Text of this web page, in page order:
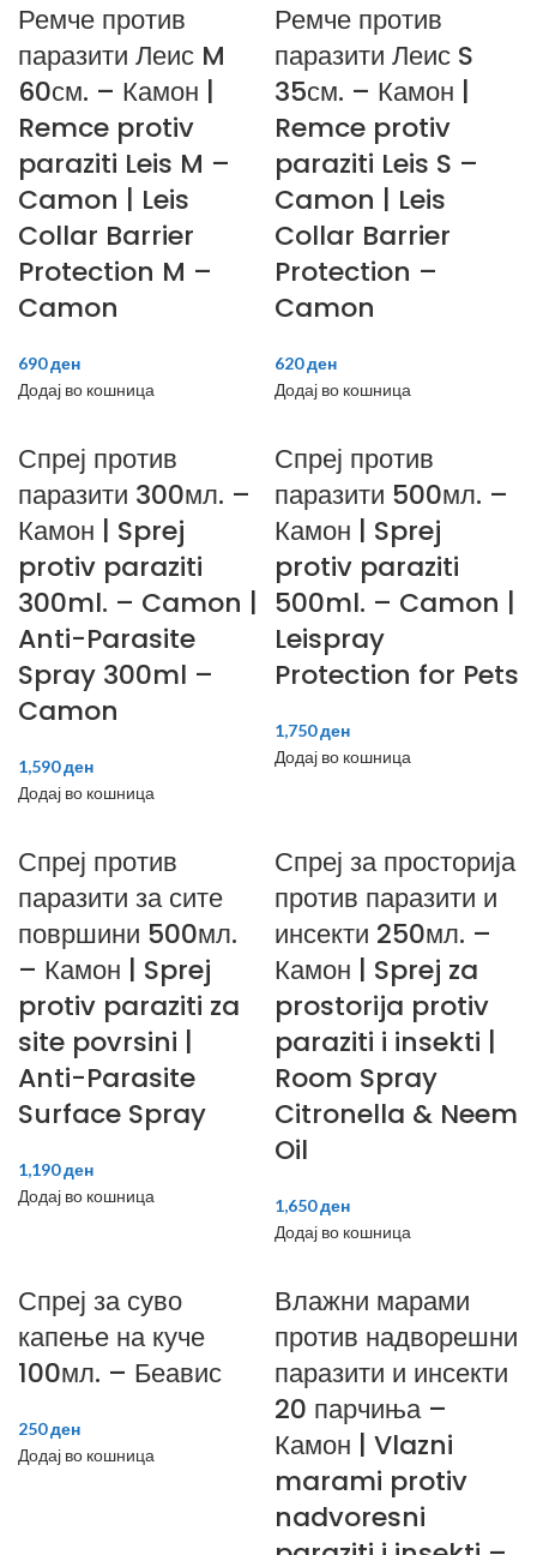
Ремче против
паразити Леис M
60см. – Камон |
Remce protiv
paraziti Leis M –
Camon | Leis
Collar Barrier
Protection M –
Camon
690ден
Додај во кошница
Ремче против
паразити Леис S
35см. – Камон |
Remce protiv
paraziti Leis S –
Camon | Leis
Collar Barrier
Protection –
Camon
620ден
Додај во кошница
Спреј против
паразити 300мл. –
Камон | Sprej
protiv paraziti
300ml. – Camon |
Anti-Parasite
Spray 300ml –
Camon
1,590ден
Додај во кошница
Спреј против
паразити 500мл. –
Камон | Sprej
protiv paraziti
500ml. – Camon |
Leispray
Protection for Pets
1,750ден
Додај во кошница
Спреј против
паразити за сите
површини 500мл.
– Камон | Sprej
protiv paraziti za
site povrsini |
Anti-Parasite
Surface Spray
1,190ден
Додај во кошница
Спреј за просторија
против паразити и
инсекти 250мл. –
Камон | Sprej za
prostorija protiv
paraziti i insekti |
Room Spray
Citronella & Neem
Oil
1,650ден
Додај во кошница
Спреј за суво
капење на куче
100мл. – Беавис
250ден
Додај во кошница
Влажни марами
против надворешни
паразити и инсекти
20 парчиња –
Камон | Vlazni
marami protiv
nadvoresni